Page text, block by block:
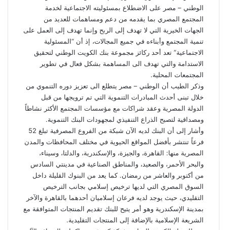
الوطني – مصر على الاضطلاع بمسئوليته الاجتماعية لخدمة
المجتمع المصري بما يقدمه من دعم ومساهمات للعديد من
الجهات الخيرية التي لا تهدف إلى الربح وإنما تهدف إلى العمل على
تنمية المجتمع وأبناءه في جميع المجالات، إذ أن “المسئولية
الاجتماعية” تعد أحد ركائز مجموعة بنك الكويت الوطني لتحقيق
الاستدامة والتي تهدف الى المساهمة بشكل فعال في تطوير
المجتمعات المحلية.
وذكر الطيب أن الوطني – مصر يتطلع الى تعزيز دوره التنموي من
خلال تبنى أحدث المبادرات التنموية التي تم ترويجها من قبل
الدولة المصرية وعقد شراكات مع مؤسسات المجتمع الأكثر نشاطاً
ومصداقية لتصبح الذراع التنفيذي لمجهودات البنك التنموية.
وأشار إلى أن البنك لديه الآن شبكة من الفروع المصرفية تبلغ 52
فرعاً تنتشر بأفضل المواقع الحيوية في مختلف المحافظات والمدن
المصرية منها: القاهرة، والجيزة، والإسكندرية، والدلتا، وسيناء،
والبحر الأحمر، والصعيد، والمناطق الصناعية في مدينتي السادس
من أكتوبر والعاشر من رمضان. كما يعد من البنوك القليلة داخل
السوق المصري التي لديها ترخيص إسلامي بجانب الترخيص
التقليدي، حيث يوجد لديه فرعان إسلاميان أحدهما بالقاهرة والآخر
بمدينة الإسكندرية وهو أمر يتيح للبنك تقديم المنتجات المتوافقة مع
الشريعة الإسلامية بالإضافة إلى المنتجات التقليدية.